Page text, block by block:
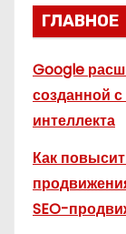
ГЛАВНОЕ
Google
созданной
интеллекта
Как
SEO-